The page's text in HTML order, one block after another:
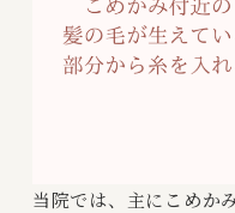
当院では、主に こめか